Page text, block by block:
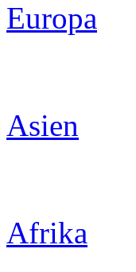
Europa
Asien
Afrika